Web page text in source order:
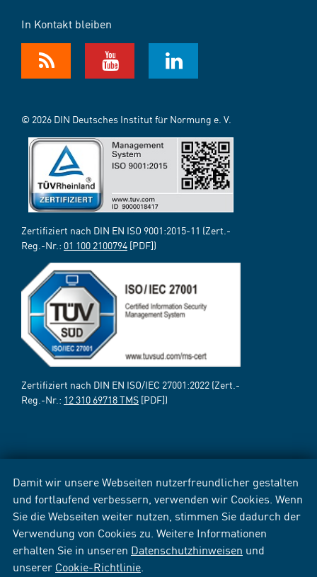
Damit wir unsere Webseiten nutzerfreundlicher gestalten
und fortlaufend verbessern, verwenden wir Cookies. Wenn
Sie die Webseiten weiter nutzen, stimmen Sie dadurch der
Verwendung von Cookies zu. Weitere Informationen
erhalten Sie in unseren Datenschutzhinweisen und
unserer Cookie-Richtlinie
In Kontakt bleiben
© 2026 DIN Deutsches Institut für Normung e. V.
Zertifiziert nach DIN EN ISO 9001:2015-11 (Zert.-
Reg.-Nr.: 01 100 2100794 [PDF])
Zertifiziert nach DIN EN ISO/IEC 27001:2022 (Zert.-
Reg.-Nr.: 12 310 69718 TMS [PDF])